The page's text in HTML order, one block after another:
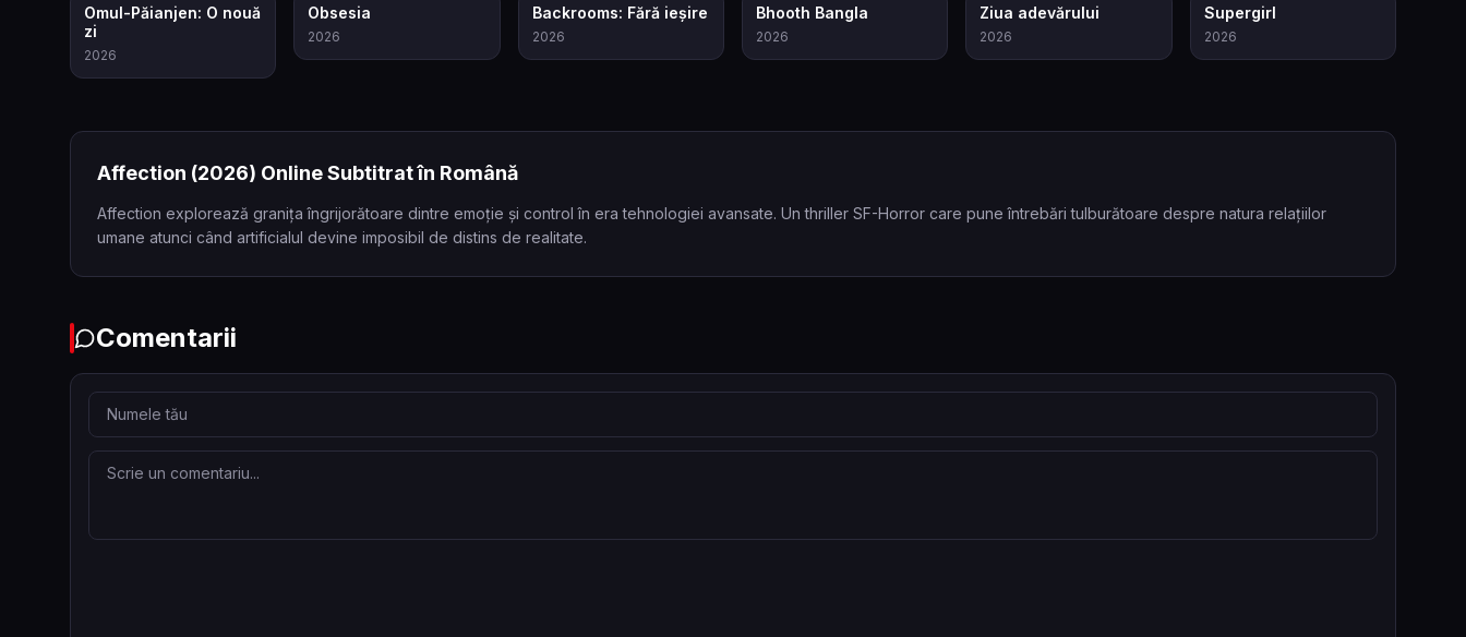
7.9
Omul-Păianjen: O nouă
zi
2026
Obsesia
2026
6.9
Backrooms: Fără ieșire
2026
Bhooth Bangla
2026
Ziua adevărului
2026
Supergirl
2026
Affection (2026) Online Subtitrat în Română
Affection explorează granița îngrijorătoare dintre emoție și control în era tehnologiei avansate. Un thriller SF-Horror care pune întrebări tulburătoare despre natura relațiilor
umane atunci când artificialul devine imposibil de distins de realitate.
Comentarii